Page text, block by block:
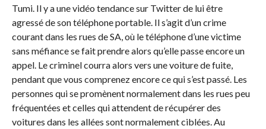
Tumi. Il y a une vidéo tendance sur Twitter de lui être
agressé de son téléphone portable. Il s’agit d’un crime
courant dans les rues de SA, où le téléphone d’une victime
sans méfiance se fait prendre alors qu’elle passe encore un
appel. Le criminel courra alors vers une voiture de fuite,
pendant que vous comprenez encore ce qui s’est passé. Les
personnes qui se promènent normalement dans les rues peu
fréquentées et celles qui attendent de récupérer des
voitures dans les allées sont normalement ciblées. Au